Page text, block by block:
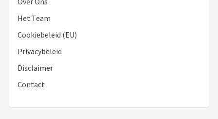
Het Team
Cookiebeleid (EU)
Privacybeleid
Disclaimer
Contact